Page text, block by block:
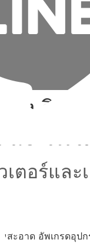
ลง วินโ
ง วินโ
ตอร์และ
สะอาด อัพเกรดอุป